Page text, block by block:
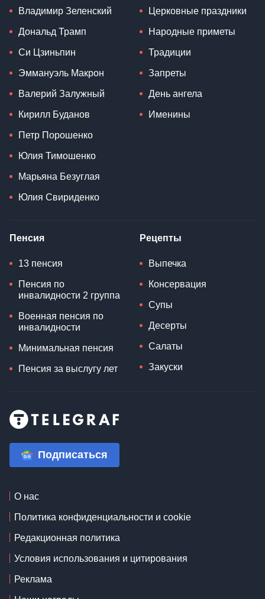
Владимир Зеленский
Дональд Трамп
Си Цзиньпин
Эммануэль Макрон
Валерий Залужный
Кирилл Буданов
Петр Порошенко
Юлия Тимошенко
Марьяна Безуглая
Юлия Свириденко
Церковные праздники
Народные приметы
Традиции
Запреты
День ангела
Именины
Пенсия
13 пенсия
Пенсия по
инвалидности 2 группа
Военная пенсия по
инвалидности
Минимальная пенсия
Пенсия за выслугу лет
Рецепты
Выпечка
Консервация
Супы
Десерты
Салаты
Закуски
Подписаться
О нас
Политика конфиденциальности и cookie
Редакционная политика
Условия использования и цитирования
Реклама